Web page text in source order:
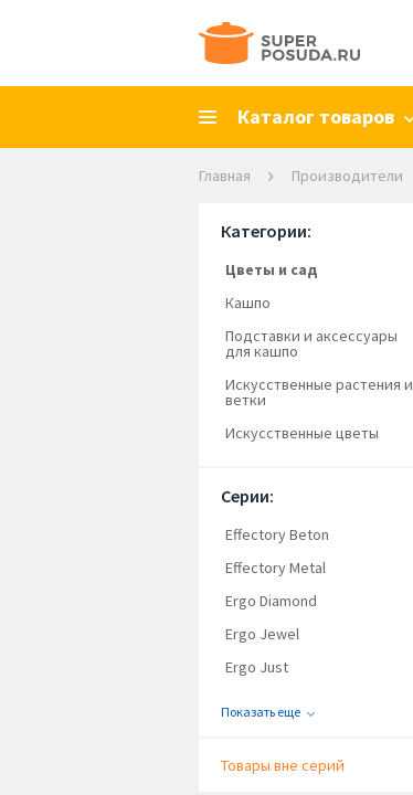
Каталог товаров
Главная Производители
Категории:
Цветы и сад
Кашпо
Подставки и аксессуары
для кашпо
Искусственные растения и
ветки
Искусственные цветы
Серии:
Effectory Beton
Effectory Metal
Ergo Diamond
Ergo Jewel
Ergo Just
Показать еще
Товары вне серий